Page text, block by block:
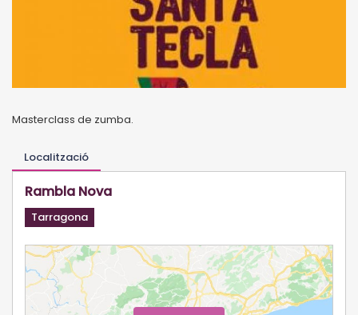
Masterclass de zumba.
Localització
Rambla Nova
Tarragona